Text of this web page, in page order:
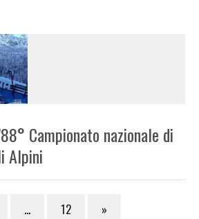
Campionato nazionale di
Alpini
… 12 »